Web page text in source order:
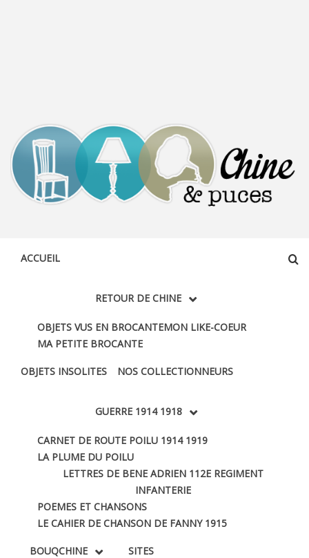
ACCUEIL
RETOUR DE CHINE
OBJETS VUS EN BROCANTEMON LIKE-COEUR
MA PETITE BROCANTE
OBJETS INSOLITES NOS COLLECTIONNEURS
GUERRE 1914 1918
CARNET DE ROUTE POILU 1914 1919
LA PLUME DU POILU
LETTRES DE BENE ADRIEN 112E REGIMENT
INFANTERIE
POEMES ET CHANSONS
LE CAHIER DE CHANSON DE FANNY 1915
BOUQCHINE SITES